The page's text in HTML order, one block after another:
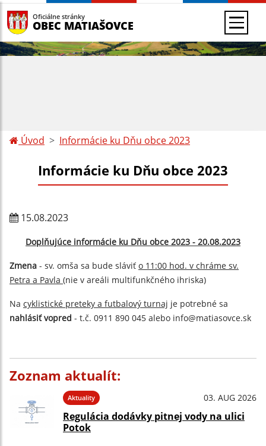
Oficiálne stránky
OBEC MATIAŠOVCE
Úvod Informácie ku Dňu obce 2023
Informácie ku Dňu obce 2023
15.08.2023
Doplňujúce informácie ku Dňu obce 2023 - 20.08.2023
Zmena - sv. omša sa bude sláviť o 11:00 hod. v chráme sv.
Petra a Pavla (nie v areáli multifunkčného ihriska)
Na cyklistické preteky a futbalový turnaj je potrebné sa
nahlásiť vopred - t.č. 0911 890 045 alebo info@matiasovce.sk
Zoznam aktualít:
Aktuality 03. AUG 2026
Regulácia dodávky pitnej vody na ulici
Potok